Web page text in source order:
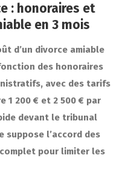
: honoraires et
en 3 mois
d’un divorce amiable
des honoraires
avec des tarifs
1 200 € et 2 500 € par
devant le tribunal
suppose l’accord des
pour limiter les